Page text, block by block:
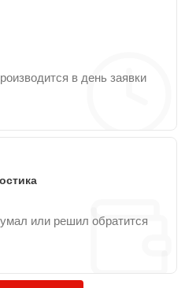
в день заявки
или решил обратится